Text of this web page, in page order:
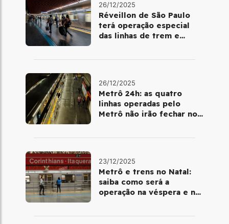
26/12/2025
Réveillon de São Paulo
terá operação especial
das linhas de trem e
26/12/2025
Metrô 24h: as quatro
linhas operadas pelo
Metrô não irão fechar no
23/12/2025
Metrô e trens no Natal:
saiba como será a
operação na véspera e no